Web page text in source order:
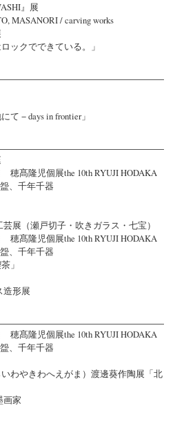
』展
MASANORI / carving works
ックでできている。」
て − days in frontier」
髙隆児個展the 10th RYUJI HODAKA
、千年千器
展（瀬戸切子・吹きガラス・七宝）
髙隆児個展the 10th RYUJI HODAKA
、千年千器
」
造形展
髙隆児個展the 10th RYUJI HODAKA
、千年千器
わやきわへえがま）渡邊葵作陶展「北
画家